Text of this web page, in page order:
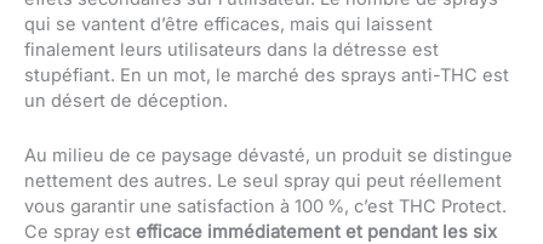
qui se vantent d’être efficaces, mais qui laissent
finalement leurs utilisateurs dans la détresse est
stupéfiant. En un mot, le marché des sprays anti-THC est
un désert de déception.
Au milieu de ce paysage dévasté, un produit se distingue
nettement des autres. Le seul spray qui peut réellement
vous garantir une satisfaction à 100 %, c’est THC Protect.
Ce spray est efficace immédiatement et pendant les six